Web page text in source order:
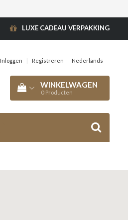
LUXE CADEAU VERPAKKING
Inloggen | Registreren Nederlands
WINKELWAGEN
0 Producten